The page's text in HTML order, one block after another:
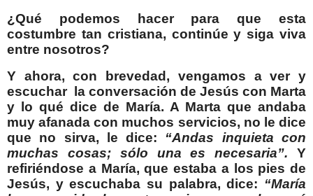
¿Qué podemos hacer para que esta
costumbre tan cristiana, continúe y siga viva
entre nosotros?
Y ahora, con brevedad, vengamos a ver y
escuchar la conversación de Jesús con Marta
y lo qué dice de María. A Marta que andaba
muy afanada con muchos servicios, no le dice
que no sirva, le dice: “Andas inquieta con
muchas cosas; sólo una es necesaria”. Y
refiriéndose a María, que estaba a los pies de
Jesús, y escuchaba su palabra, dice: “María